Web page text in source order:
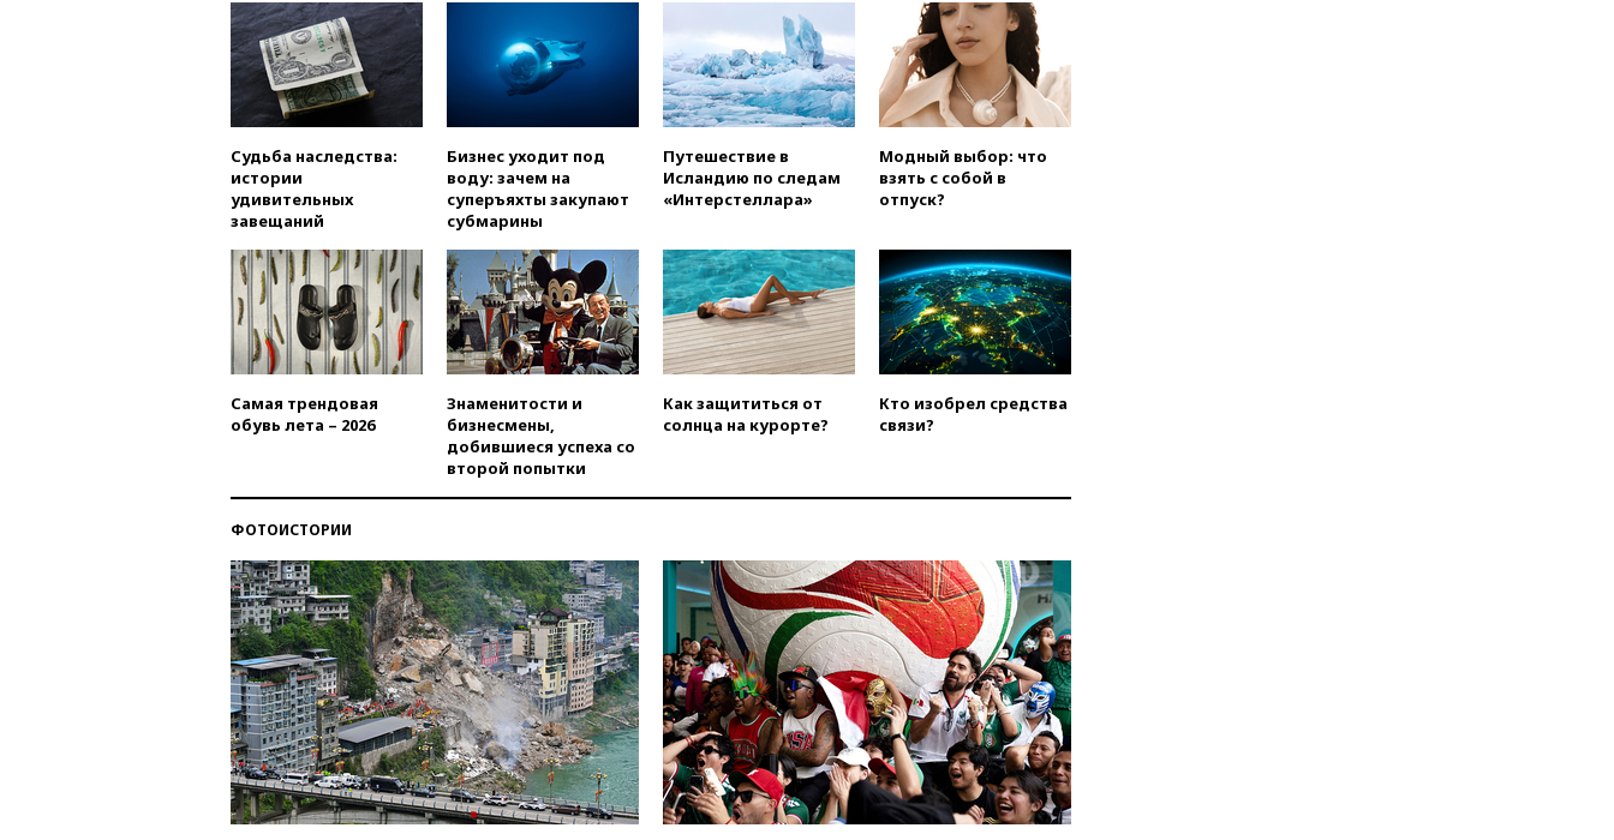
Судьба наследства:
истории
удивительных
завещаний
Бизнес уходит под
воду: зачем на
суперъяхты закупают
субмарины
Путешествие в
Исландию по следам
«Интерстеллара»
Модный выбор: что
взять с собой в
отпуск?
Самая трендовая
обувь лета – 2026
Знаменитости и
бизнесмены,
добившиеся успеха со
второй попытки
Как защититься от
солнца на курорте?
Кто изобрел средства
связи?
ФОТОИСТОРИИ